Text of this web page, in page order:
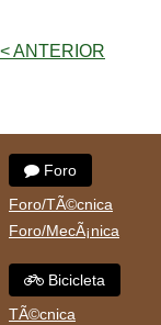
< ANTERIOR
Foro
Foro/TÃ©cnica
Foro/MecÃ¡nica
Bicicleta
TÃ©cnica